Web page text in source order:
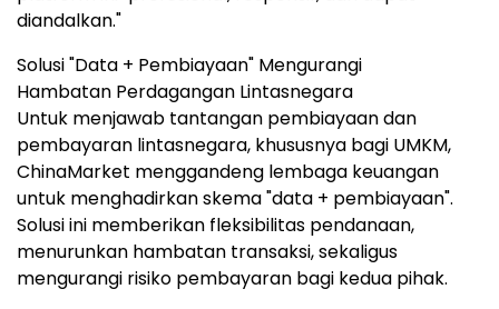
diandalkan."
Solusi "Data + Pembiayaan" Mengurangi
Hambatan Perdagangan Lintasnegara
Untuk menjawab tantangan pembiayaan dan
pembayaran lintasnegara, khususnya bagi UMKM,
ChinaMarket menggandeng lembaga keuangan
untuk menghadirkan skema "data + pembiayaan".
Solusi ini memberikan fleksibilitas pendanaan,
menurunkan hambatan transaksi, sekaligus
mengurangi risiko pembayaran bagi kedua pihak.